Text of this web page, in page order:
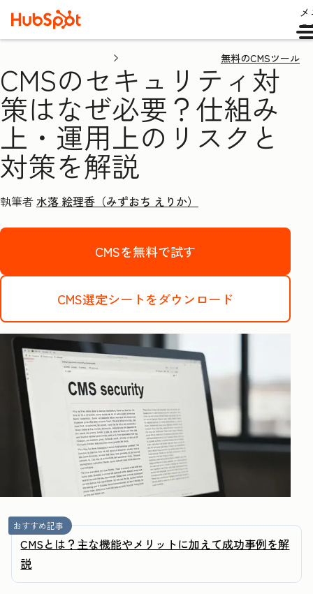
無料のCMSツール
CMSのセキュリティ対
策はなぜ必要？仕組み
上・運用上のリスクと
対策を解説
執筆者水落 絵理香（みずおち えりか）
CMSを無料で試す
CMS選定シートをダウンロード
おすすめ記事
CMSとは？主な機能やメリットに加えて成功事例を解
説